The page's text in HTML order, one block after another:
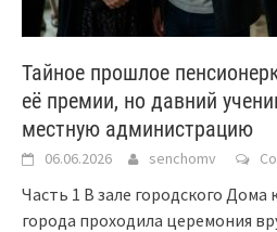
Тайное прошлое
её премии, но давний
местную администрацию
06.06.2026 senchomv
Часть 1 В зале городского Дома
города проходила церемония